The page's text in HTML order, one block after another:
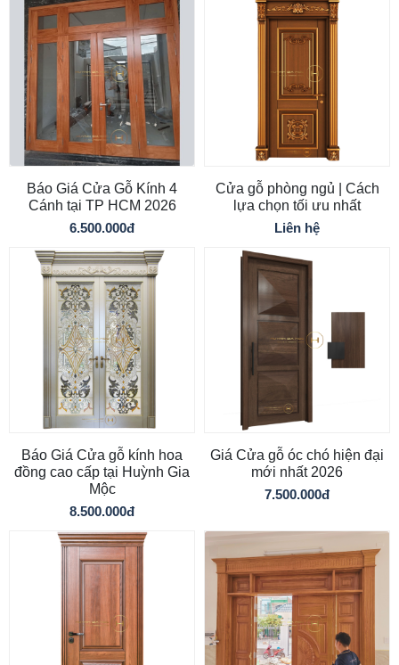
Báo Giá Cửa Gỗ Kính 4
Cánh tại TP HCM 2026
6.500.000đ
Cửa gỗ phòng ngủ | Cách
lựa chọn tối ưu nhất
Liên hệ
Báo Giá Cửa gỗ kính hoa
đồng cao cấp tại Huỳnh Gia
Mộc
8.500.000đ
Giá Cửa gỗ óc chó hiện đại
mới nhất 2026
7.500.000đ